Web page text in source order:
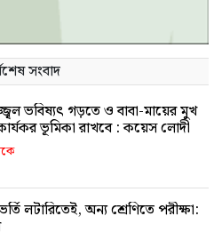
সংবাদ
ভবিষ্যৎ গড়তে ও বাবা-মায়ের মুখ
ভূমিকা রাখবে : কয়েস লোদী
লটারিতেই, অন্য শ্রেণিতে পরীক্ষা: